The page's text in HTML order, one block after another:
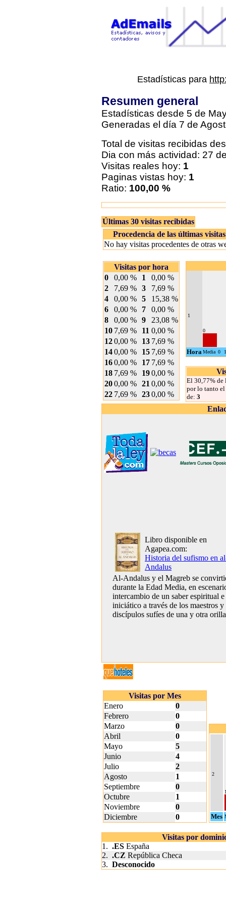
Estadísticas para
Resumen general
Estadísticas desde 5 de
Generadas el día 7 de
Total de visitas recibidas
Dia con más actividad: 27
Visitas reales hoy: 1
Paginas vistas hoy: 1
Ratio: 100,00 %
Últimas 30 visitas recibidas
Procedencia de las últimas visitas
No hay visitas procedentes de otras
Visitas por hora
0
0,00 % 1
0,00 %
2
7,69 % 3
7,69 %
4
0,00 % 5
15,38 %
6
0,00 % 7
0,00 %
8
0,00 % 9
23,08 %
10 7,69 % 11 0,00 %
120,00 % 13 7,69 %
140,00 % 15 7,69 %
160,00 % 17 7,69 %
18 7,69 % 190,00 %
200,00 % 21 0,00 %
22 7,69 % 230,00 %
1
0
HoraMedia 0 1
El 30,77% de
por lo tanto el
de: 3
Libro disponible en
Agapea.com:
Historia del sufismo en
Andalus
Al-Andalus y el Magreb se
durante la Edad Media, en
intercambio de un saber espiritual e
iniciático a través de los maestros y
discípulos sufíes de una y otra
Visitas por Mes
Enero
0
Febrero
0
Marzo
0
Abril
0
Mayo
5
Junio
4
Julio
2
Agosto
1
Septiembre
0
Octubre
1
Noviembre
0
Diciembre
0
2
Mes
Visitas por
1. .ES España
2. .CZ República Checa
3. Desconocido